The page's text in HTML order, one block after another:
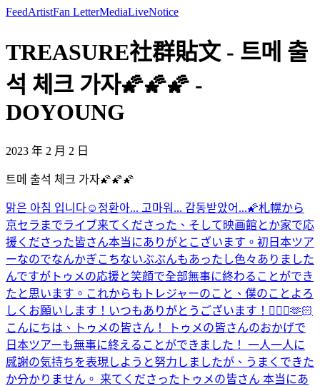
FeedArtistFan LetterMediaLiveNotice
TREASURE社群貼文 - 트메 출
석 체크 가자🌠🌠🌠 -
DOYOUNG
2023 年 2 月 2 日
트메 출석 체크 가자🌠🌠🌠
맑은 아침 입니다☺️ 정환아... 고마워... 감동받았어...🌠札幌から
京セラまでライブ来てくださった、そして映画館とか家で応
援くださった皆さん本当にありがとこざいます。初日本ツア
ーなのでなんかぎこちないぶぶんもあったし色々ありました
んですがトゥメの応援と笑顔で全部無事に終わることができ
たと思います。これからもトレジャーのこと、僕のことよろ
しくお願いします！いつもありがとうございます！🙇🏻‍♂️🫶🏻
こんにちは、トゥメの皆さん！ トゥメの皆さんのおかげで
日本ツアーも無事に終えることができました！ 一人一人に
感謝の気持ちを表現しようと努力しましたが、うまくできた
か分かりません。 来てくださったトゥメの皆さん 本当にあ